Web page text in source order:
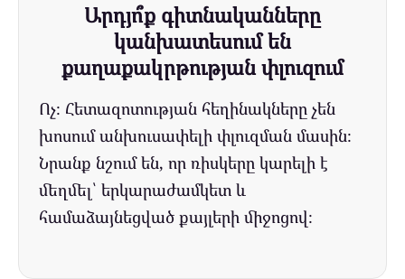
Արդյո՞ք գիտնականները
կանխատեսում են
քաղաքակրթության փլուզում
Ոչ։ Հետազոտության հեղինակները չեն
խոսում անխուսափելի փլուզման մասին։
Նրանք նշում են, որ ռիսկերը կարելի է
մեղմել՝ երկարաժամկետ և
համաձայնեցված քայլերի միջոցով։